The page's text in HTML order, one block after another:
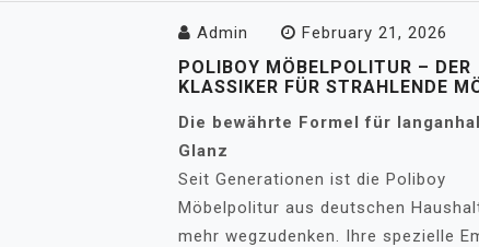
Admin February 21, 2026
POLIBOY MÖBELPOLITUR – DER
KLASSIKER FÜR STRAHLENDE
Die bewährte Formel für
Glanz
Seit Generationen ist die Poliboy
Möbelpolitur aus deutschen
mehr wegzudenken. Ihre spezielle